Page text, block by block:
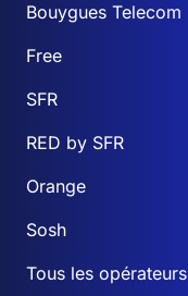
Bouygues Telecom
Free
SFR
RED by SFR
Orange
Sosh
Tous les opérateurs